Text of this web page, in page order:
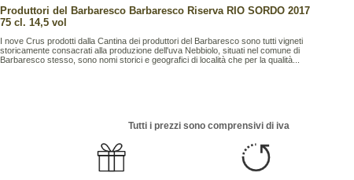
Produttori del Barbaresco Barbaresco Riserva RIO SORDO 2017
75 cl. 14,5 vol
I nove Crus prodotti dalla Cantina dei produttori del Barbaresco sono tutti vigneti
storicamente consacrati alla produzione dell'uva Nebbiolo, situati nel comune di
Barbaresco stesso, sono nomi storici e geografici di località che per la qualità...
Tutti i prezzi sono comprensivi di iva